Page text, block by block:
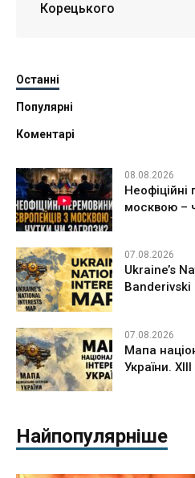
Корецького
Останні
Популярні
Коментарі
08.08.2026
москвою –
07.08.2026
Ukraine’s
Banderivski
07.08.2026
Мапа
України.
Найпопулярніше